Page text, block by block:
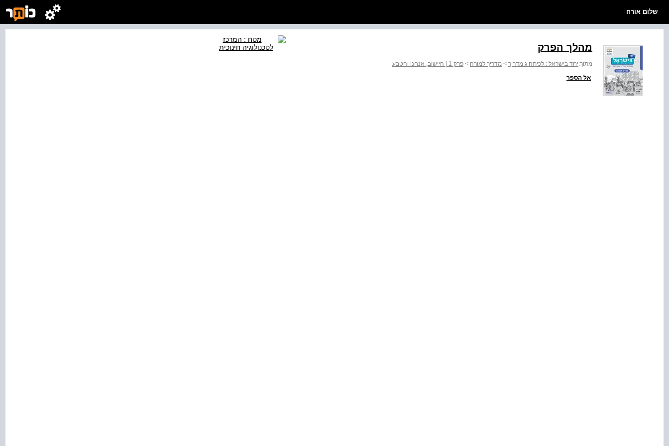
שלום אורח
מהלך הפרק
מתוך:יחד בישראל : לכיתה ג מדריך > מדריך למורה > פרק 1 | היישוב, אנחנו והטבע
אל הספר